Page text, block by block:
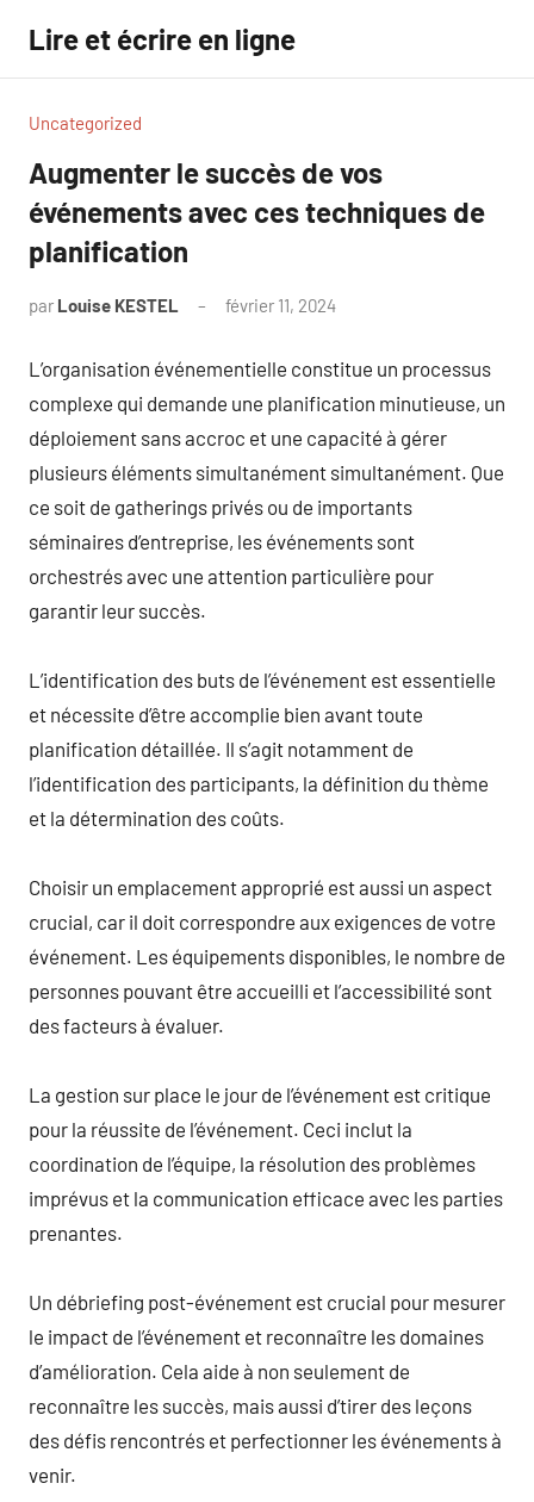
contenu
Lire et écrire en ligne
Uncategorized
Augmenter le succès de vos
événements avec ces techniques de
planification
par Louise KESTEL février 11, 2024
L’organisation événementielle constitue un processus
complexe qui demande une planification minutieuse, un
déploiement sans accroc et une capacité à gérer
plusieurs éléments simultanément simultanément. Que
ce soit de gatherings privés ou de importants
séminaires d’entreprise, les événements sont
orchestrés avec une attention particulière pour
garantir leur succès.
L’identification des buts de l’événement est essentielle
et nécessite d’être accomplie bien avant toute
planification détaillée. Il s’agit notamment de
l’identification des participants, la définition du thème
et la détermination des coûts.
Choisir un emplacement approprié est aussi un aspect
crucial, car il doit correspondre aux exigences de votre
événement. Les équipements disponibles, le nombre de
personnes pouvant être accueilli et l’accessibilité sont
des facteurs à évaluer.
La gestion sur place le jour de l’événement est critique
pour la réussite de l’événement. Ceci inclut la
coordination de l’équipe, la résolution des problèmes
imprévus et la communication efficace avec les parties
prenantes.
Un débriefing post-événement est crucial pour mesurer
le impact de l’événement et reconnaître les domaines
d’amélioration. Cela aide à non seulement de
reconnaître les succès, mais aussi d’tirer des leçons
des défis rencontrés et perfectionner les événements à
venir.